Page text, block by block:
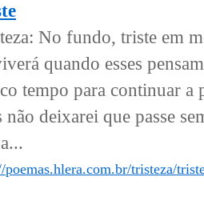
No fundo, triste em
quando esses
tempo para continuar
não deixarei que passe
poemas.hlera.com.br/tristeza/